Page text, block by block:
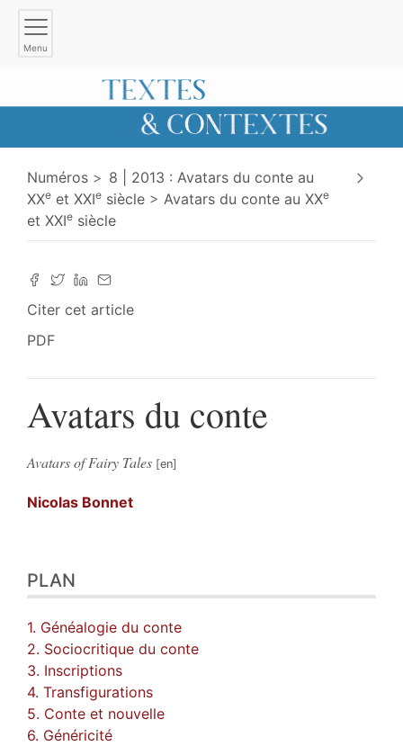
Menu
Numéros
8 | 2013 : Avatars du conte au
XXe et XXIe siècle Avatars du conte au XXe
et XXIe siècle
Citer cet article
PDF
Avatars du conte
Avatars of Fairy Tales
Nicolas Bonnet
Texte
Bibliographie
Notes
Citer cet article
Auteur
PLAN
1. Généalogie du conte
2. Sociocritique du conte
3. Inscriptions
4. Transfigurations
5. Conte et nouvelle
6. Généricité